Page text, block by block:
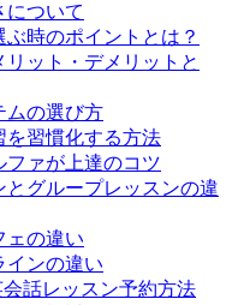
について
時のポイントとは？
ット・デメリットと
ムの選び方
を習慣化する方法
ァが上達のコツ
グループレッスンの違
ェの違い
インの違い
話レッスン予約方法